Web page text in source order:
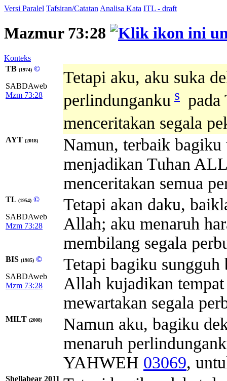
Versi Paralel Tafsiran/Catatan Analisa Kata ITL - draft
Mazmur 73:28
Konteks
TB (1974) ©
SABDAweb
Mzm 73:28
Tetapi aku, aku suka
perlindunganku s
menceritakan segala
AYT (2018)
Namun, terbaik
menjadikan Tuhan
menceritakan semua
TL (1954) ©
SABDAweb
Mzm 73:28
Tetapi akan daku,
Allah; aku menaruh
membilang segala
BIS (1985) ©
SABDAweb
Mzm 73:28
Tetapi bagiku
Allah kujadikan
mewartakan segala
MILT (2008)
Namun aku, bagiku
menaruh
YAHWEH 03069,
Shellabear 2011